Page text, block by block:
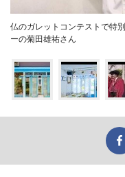
仏のガレットコンテストで特
ーの菊田雄祐さん